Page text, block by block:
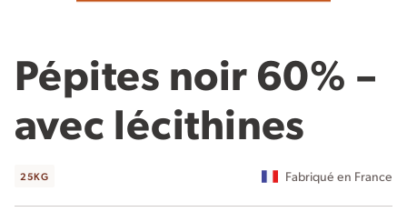
Pépites noir 60% –
avec lécithines
25KG Fabriqué en France